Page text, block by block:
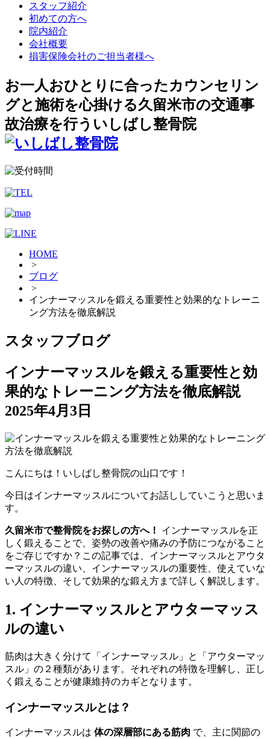
スタッフ紹介
初めての方へ
院内紹介
会社概要
損害保険会社のご担当者様へ
お一人おひとりに合ったカウンセリン
グと施術を心掛ける久留米市の交通事
故治療を行ういしばし整骨院
HOME
>
ブログ
>
インナーマッスルを鍛える重要性と効果的なトレーニ
ング方法を徹底解説
スタッフブログ
インナーマッスルを鍛える重要性と効
果的なトレーニング方法を徹底解説
2025年4月3日
こんにちは！いしばし整骨院の山口です！
今日はインナーマッスルについてお話ししていこうと思いま
す。
久留米市で整骨院をお探しの方へ！
インナーマッスルを正
しく鍛えることで、姿勢の改善や痛みの予防につながること
をご存じですか？この記事では、インナーマッスルとアウタ
ーマッスルの違い、インナーマッスルの重要性、使えていな
い人の特徴、そして効果的な鍛え方まで詳しく解説します。
1. インナーマッスルとアウターマッス
ルの違い
筋肉は大きく分けて「インナーマッスル」と「アウターマッ
スル」の２種類があります。それぞれの特徴を理解し、正し
く鍛えることが健康維持のカギとなります。
インナーマッスルとは？
インナーマッスルは 体の深層部にある筋肉 で、主に関節の